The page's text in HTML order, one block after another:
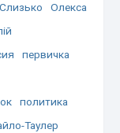
Олекса
первичка
политика
Таулер